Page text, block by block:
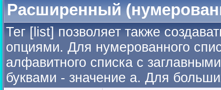
Расширенный
Тег [list] позволяет также
опциями. Для нумерованного
алфавитного списка с
буквами - значение а. Для